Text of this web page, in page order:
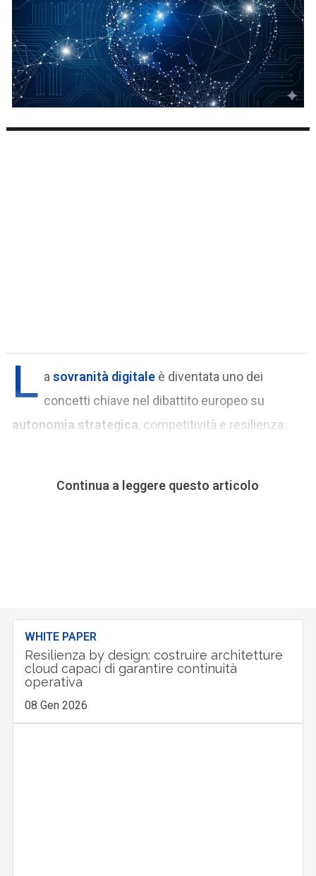
L asovranità digitale è diventata uno dei
concetti chiave nel dibattito europeo su
autonomia strategica, competitività e resilienza.
Continua a leggere questo articolo
WHITE PAPER
Resilienza by design: costruire architetture
cloud capaci di garantire continuità
operativa
08 Gen 2026